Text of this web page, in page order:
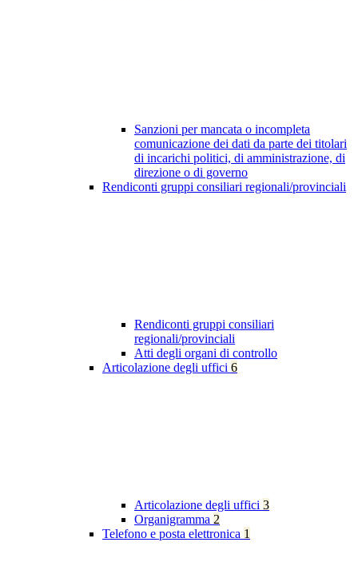
Sanzioni per mancata o incompleta
comunicazione dei dati da parte dei titolari
di incarichi politici, di amministrazione, di
direzione o di governo
Rendiconti gruppi consiliari regionali/provinciali
Rendiconti gruppi consiliari
regionali/provinciali
Atti degli organi di controllo
Articolazione degli uffici 6
Articolazione degli uffici 3
Organigramma 2
Telefono e posta elettronica 1